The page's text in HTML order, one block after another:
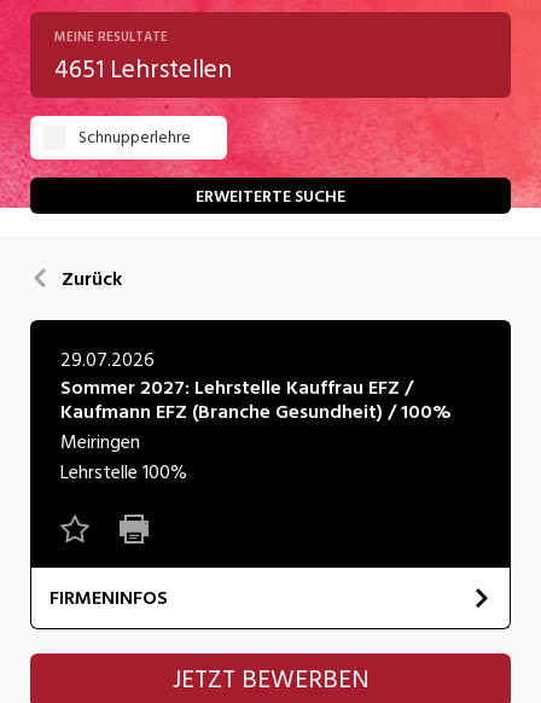
2028
Chemie/Pharma
Gastgewerbe
Gesundheit/Pflege/Soziales
Handwerk/Technik
Kultur
Natur
Verkehr/Logistik
Wirtschaft/Verwaltung
MEINE RESULTATE
4651 Lehrstellen
Schnupperlehre
ERWEITERTE SUCHE
Zurück
29.07.2026
Sommer 2027: Lehrstelle Kauffrau EFZ /
Kaufmann EFZ (Branche Gesundheit) / 100%
Meiringen
Lehrstelle100%
FIRMENINFOS
Privatklinik Reichenbach b. Meiringen AG
JETZT BEWERBEN